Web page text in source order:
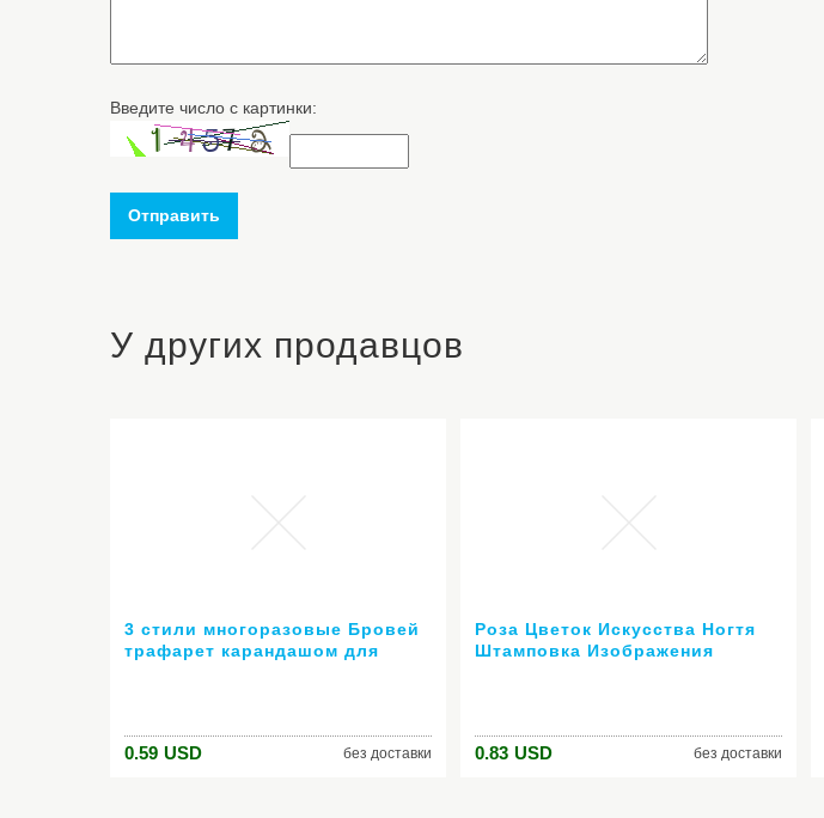
Введите число с картинки:
Отправить
У других продавцов
3 стили многоразовые Бровей
трафарет карандашом для
макияжа
0.59 USD без доставки
Роза Цветок Искусства Ногтя
Штамповка Изображения
0.83 USD без доставки